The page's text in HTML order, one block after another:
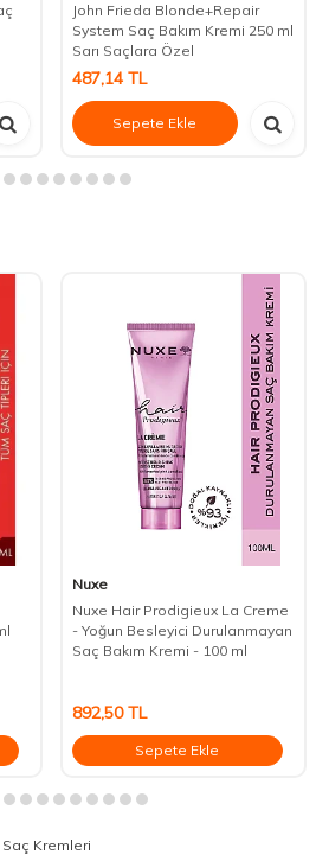
John Frieda Blonde+Repair
System Saç Bakım Kremi 250 ml
Sarı Saçlara Özel
487,14TL
Sepete Ekle
Nuxe
Nuxe Hair Prodigieux La Creme
- Yoğun Besleyici Durulanmayan
Saç Bakım Kremi - 100 ml
892,50TL
Sepete Ekle
Saç Kremleri